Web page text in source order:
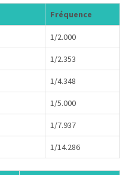
Fréquence
1/2.000
1/2.353
1/4.348
1/5.000
1/7.937
1/14.286